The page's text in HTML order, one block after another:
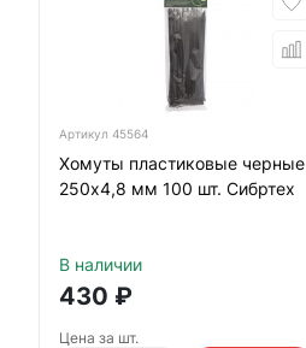
Артикул 45564
Хомуты пластиковые черные
250х4,8 мм 100 шт. Сибртех
В наличии
430 ₽
Цена за шт.